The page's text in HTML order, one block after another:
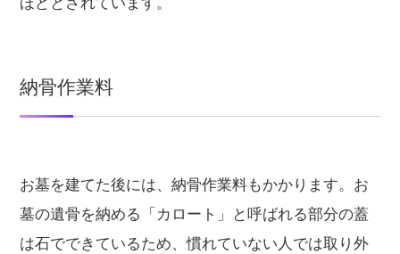
納骨作業料
お墓を建てた後には、納骨作業料もかかります。お
墓の遺骨を納める「カロート」と呼ばれる部分の蓋
は石でできているため、慣れていない人では取り外